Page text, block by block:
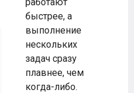
быстрее, а
выполнение
нескольких
задач сразу
плавнее, чем
когда-либо.